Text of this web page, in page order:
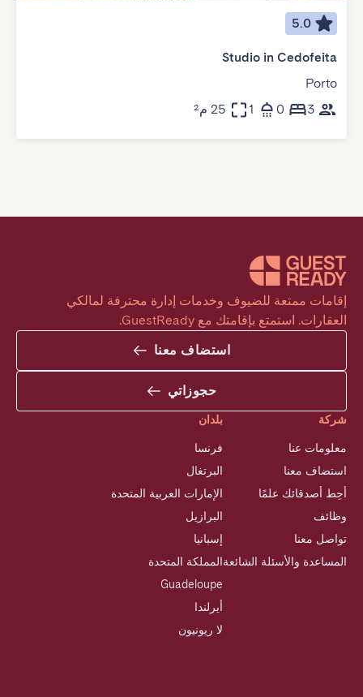
5.0
Studio in Cedofeita
Porto
3
0
1 25 م²
العقارات. استمتع بإقامتك مع GuestReady.
استضاف معنا
حجوزاتي
شركة
معلومات عنا
استضاف معنا
أحِط أصدقائك علمًا
وظائف
تواصل معنا
المساعدة والأسئلة الشائعة
بلدان
فرنسا
البرتغال
الإمارات العربية المتحدة
البرازيل
إسبانيا
المملكة المتحدة
Guadeloupe
أيرلندا
لا ريونيون